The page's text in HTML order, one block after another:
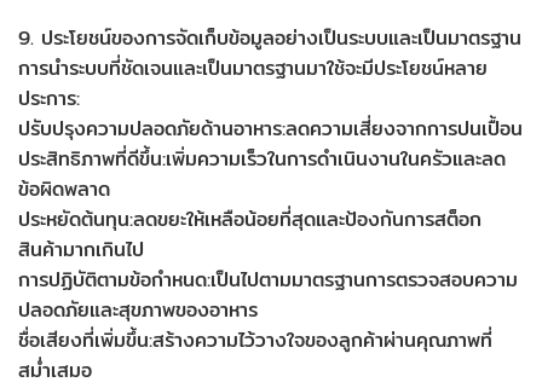
9. ประโยชน์ของการจัดเก็บข้อมูลอย่างเป็นระบบและเป็นมาตรฐาน
การนำระบบที่ชัดเจนและเป็นมาตรฐานมาใช้จะมีประโยชน์หลาย
ประการ:
ปรับปรุงความปลอดภัยด้านอาหาร:ลดความเสี่ยงจากการปนเปื้อน
ประสิทธิภาพที่ดีขึ้น:เพิ่มความเร็วในการดำเนินงานในครัวและลด
ข้อผิดพลาด
ประหยัดต้นทุน:ลดขยะให้เหลือน้อยที่สุดและป้องกันการสต็อก
สินค้ามากเกินไป
การปฏิบัติตามข้อกำหนด:เป็นไปตามมาตรฐานการตรวจสอบความ
ปลอดภัยและสุขภาพของอาหาร
ชื่อเสียงที่เพิ่มขึ้น:สร้างความไว้วางใจของลูกค้าผ่านคุณภาพที่
สม่ำเสมอ